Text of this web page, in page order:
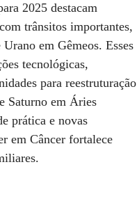
2025 destacam
trânsitos importantes,
em Gêmeos. Esses
tecnológicas,
para reestruturação
Saturno em Áries
prática e novas
em Câncer fortalece